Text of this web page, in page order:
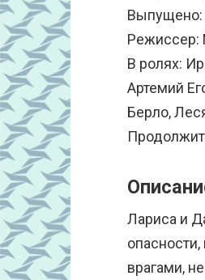
Выпущено:
Режиссер:
В ролях:
Артемий
Берло,
Лариса и
врагами,